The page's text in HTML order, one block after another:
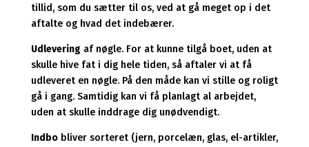
tillid, som du sætter til os, ved at gå meget op i det
aftalte og hvad det indebærer.
Udlevering af nøgle. For at kunne tilgå boet, uden at
skulle hive fat i dig hele tiden, så aftaler vi at få
udleveret en nøgle. På den måde kan vi stille og roligt
gå i gang. Samtidig kan vi få planlagt al arbejdet,
uden at skulle inddrage dig unødvendigt.
Indbobliver sorteret (jern, porcelæn, glas, el-artikler,